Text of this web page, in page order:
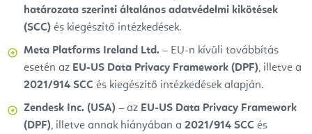
határozata szerinti általános adatvédelmi kikötések
(SCC) és kiegészítő intézkedések.
Meta Platforms Ireland Ltd. – EU-n kívüli továbbítás
esetén az EU-US Data Privacy Framework (DPF), illetve a
2021/914 SCC és kiegészítő intézkedések alapján.
Zendesk Inc. (USA) – az EU-US Data Privacy Framework
(DPF), illetve annak hiányában a 2021/914 SCC és